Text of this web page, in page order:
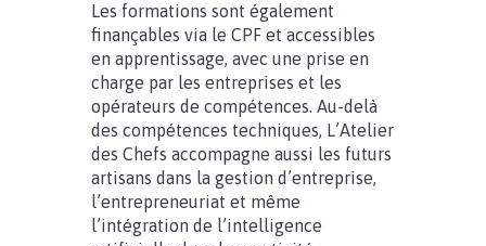
Les formations sont également
finançables via le CPF et accessibles
en apprentissage, avec une prise en
charge par les entreprises et les
opérateurs de compétences. Au-delà
des compétences techniques, L’Atelier
des Chefs accompagne aussi les futurs
artisans dans la gestion d’entreprise,
l’entrepreneuriat et même
l’intégration de l’intelligence